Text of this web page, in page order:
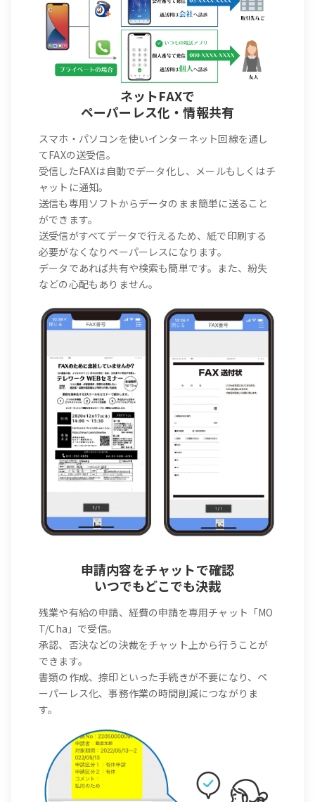
ネットFAXで
ペーパーレス化・情報共有
スマホ・パソコンを使いインターネット回線を通し
てFAXの送受信。
受信したFAXは自動でデータ化し、メールもしくはチ
ャットに通知。
送信も専用ソフトからデータのまま簡単に送ること
ができます。
送受信がすべてデータで行えるため、紙で印刷する
必要がなくなりペーパーレスになります。
データであれば共有や検索も簡単です。また、紛失
などの心配もありません。
申請内容をチャットで確認
いつでもどこでも決裁
残業や有給の申請、経費の申請を専用チャット「MO
T/Cha」で受信。
承認、否決などの決裁をチャット上から行うことが
できます。
書類の作成、捺印といった手続きが不要になり、ペ
ーパーレス化、事務作業の時間削減につながりま
す。